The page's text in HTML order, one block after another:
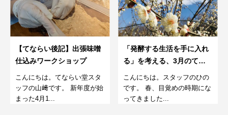
【てならい後記】出張味噌
仕込みワークショップ
こんにちは。てならい堂スタ
ッフの山﨑です。 新年度が始
まった4月1...
「発酵する生活を手に入れ
る」を考える、3月のてな
らい堂。
こんにちは。スタッフのひの
です。 春、目覚めの時期にな
ってきました...